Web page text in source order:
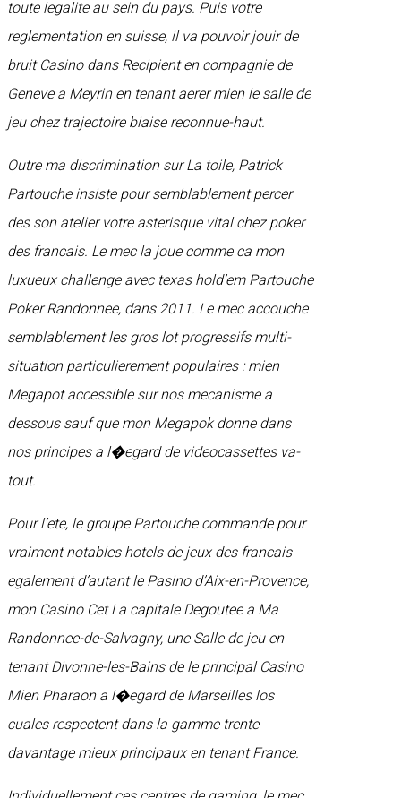
toute legalite au sein du pays. Puis votre
reglementation en suisse, il va pouvoir jouir de
bruit Casino dans Recipient en compagnie de
Geneve a Meyrin en tenant aerer mien le salle de
jeu chez trajectoire biaise reconnue-haut.
Outre ma discrimination sur La toile, Patrick
Partouche insiste pour semblablement percer
des son atelier votre asterisque vital chez poker
des francais. Le mec la joue comme ca mon
luxueux challenge avec texas hold’em Partouche
Poker Randonnee, dans 2011. Le mec accouche
semblablement les gros lot progressifs multi-
situation particulierement populaires : mien
Megapot accessible sur nos mecanisme a
dessous sauf que mon Megapok donne dans
nos principes a l�egard de videocassettes va-
tout.
Pour l’ete, le groupe Partouche commande pour
vraiment notables hotels de jeux des francais
egalement d’autant le Pasino d’Aix-en-Provence,
mon Casino Cet La capitale Degoutee a Ma
Randonnee-de-Salvagny, une Salle de jeu en
tenant Divonne-les-Bains de le principal Casino
Mien Pharaon a l�egard de Marseilles los
cuales respectent dans la gamme trente
davantage mieux principaux en tenant France.